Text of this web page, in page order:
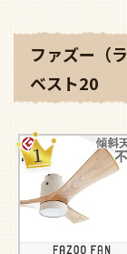
ファズー（
ベスト20